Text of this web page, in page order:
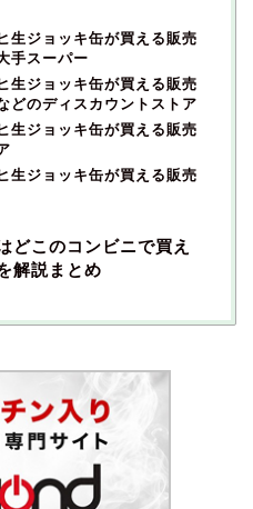
生ジョッキ缶が買える販売
手スーパー
生ジョッキ缶が買える販売
どのディスカウントストア
生ジョッキ缶が買える販売
生ジョッキ缶が買える販売
どこのコンビニで買え
解説まとめ